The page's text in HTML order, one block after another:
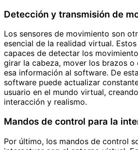
Detección y transmisión de
Los sensores de movimiento son
esencial de la realidad virtual.
capaces de detectar los
girar la cabeza, mover los brazos o
esa información al software. De
software puede actualizar
usuario en el mundo virtual,
interacción y realismo.
Mandos de control para la
Por último, los mandos de control